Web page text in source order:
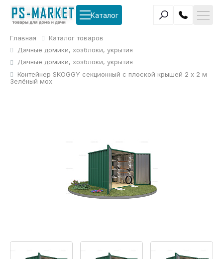
Каталог
Главная
Каталог товаров
Дачные домики, хозблоки, укрытия
Дачные домики, хозблоки, укрытия
Контейнер SKOGGY секционный с плоской крышей 2 х 2 м
Зелёный мох